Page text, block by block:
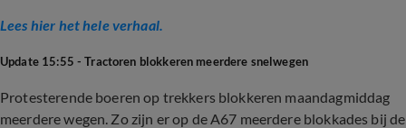
Lees hier het hele verhaal.
Update 15:55 - Tractoren blokkeren meerdere snelwegen
Protesterende boeren op trekkers blokkeren maandagmiddag
meerdere wegen. Zo zijn er op de A67 meerdere blokkades bij de